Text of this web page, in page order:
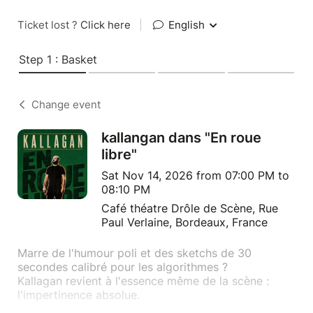
Ticket lost ? Click here English
Step 1 : Basket
Change event
kallangan dans "En roue
libre"
Sat Nov 14, 2026 from 07:00 PM to
08:10 PM
Café théatre Drôle de Scène, Rue
Paul Verlaine, Bordeaux, France
Marre de l'humour poli et des sketchs de 30
secondes calibré pour les algorithmes ?
Kallagan revient à l'essence même de la scène :
l'impertinence absolue.